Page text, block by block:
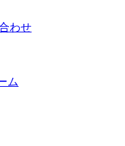
わせ
ム